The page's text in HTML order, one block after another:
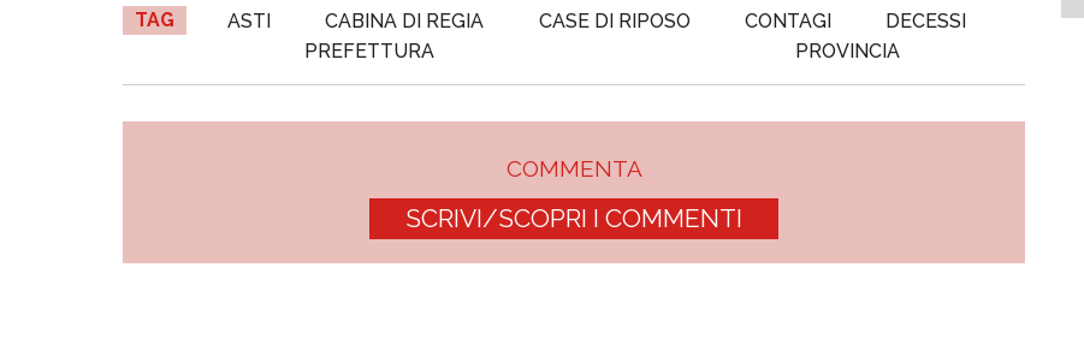
TAG ASTI CABINA DI REGIA CASE DI RIPOSO CONTAGI
DECESSI
PREFETTURA
PROVINCIA
COMMENTA
SCRIVI/SCOPRI I COMMENTI